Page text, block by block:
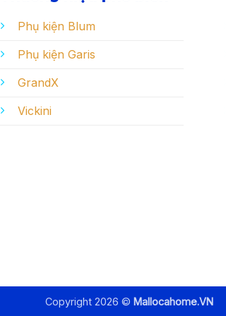
Phụ kiện Blum
Phụ kiện Garis
GrandX
Vickini
Copyright 2026 © Mallocahome.VN